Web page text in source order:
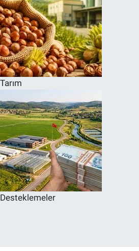
Tarım
Desteklemeler